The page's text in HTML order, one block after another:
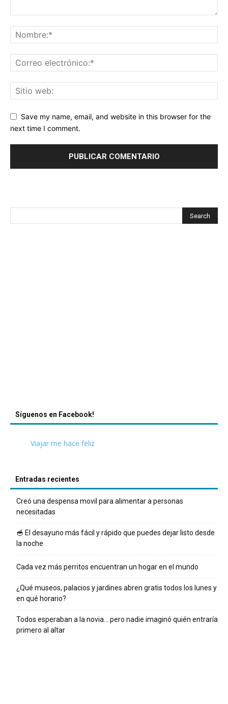
Save my name, email, and website in this browser for the
next time I comment.
Síguenos en Facebook!
Viajar me hace feliz
Entradas recientes
Creó una despensa movil para alimentar a personas
necesitadas
🥣 El desayuno más fácil y rápido que puedes dejar listo desde
la noche
Cada vez más perritos encuentran un hogar en el mundo
¿Qué museos, palacios y jardines abren gratis todos los lunes y
en qué horario?
Todos esperaban a la novia… pero nadie imaginó quién entraría
primero al altar